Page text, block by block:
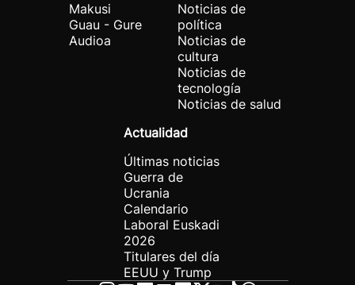
Makusi
Guau - Gure
Audioa
Noticias de
política
Noticias de
cultura
Noticias de
tecnología
Noticias de salud
Actualidad
Últimas noticias
Guerra de
Ucrania
Calendario
Laboral Euskadi
2026
Titulares del día
EEUU y Trump